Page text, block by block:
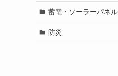
蓄電・ソーラーパネル
防災